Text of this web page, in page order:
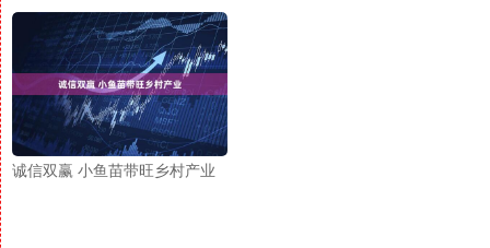
诚信双赢 小鱼苗带旺乡村产业